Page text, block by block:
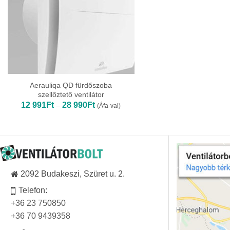
Aerauliqa QD fürdőszoba
szellőztető ventilátor
12 991Ft – 28 990FtÁrtartomány:
12
(Áfa-val)
2092 Budakeszi, Szüret u. 2.
Telefon:
+36 23 750850
+36 70 9439358